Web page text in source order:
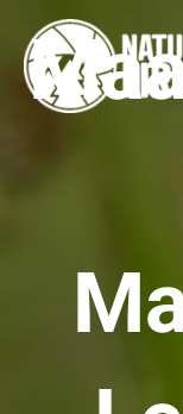
Doorgaan
naar
artikel